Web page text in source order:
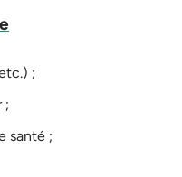
;
;
santé ;